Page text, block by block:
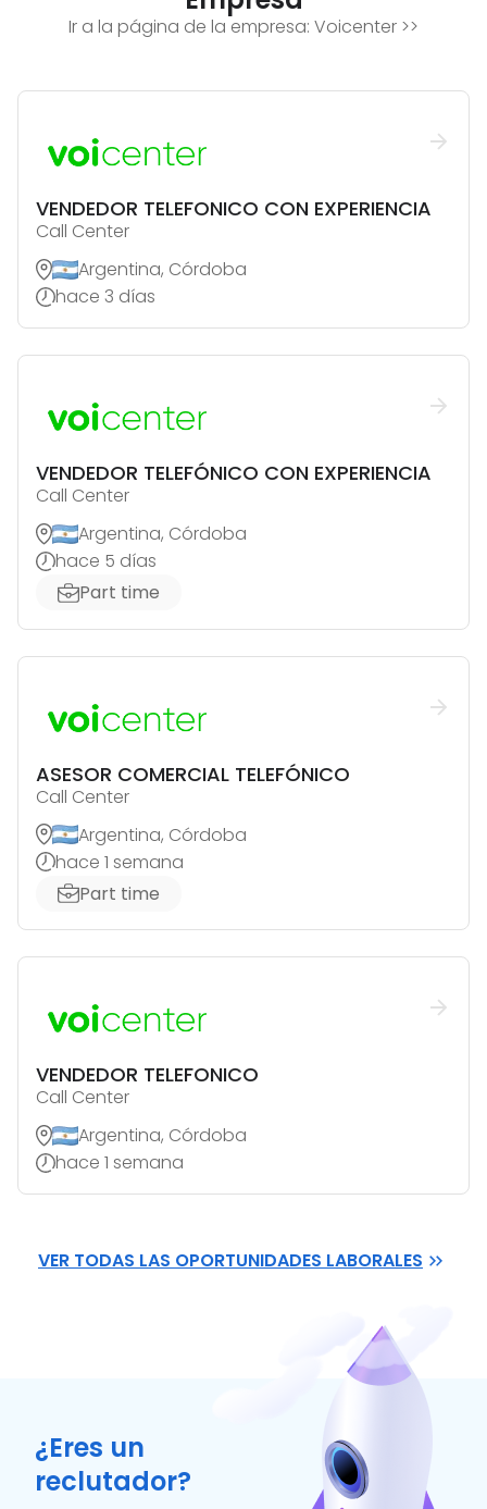
Ir a la página de la empresa: Voicenter >>
VENDEDOR TELEFONICO CON EXPERIENCIA
Call Center
Argentina, Córdoba
hace 3 días
VENDEDOR TELEFÓNICO CON EXPERIENCIA
Call Center
Argentina, Córdoba
hace 5 días
Part time
ASESOR COMERCIAL TELEFÓNICO
Call Center
Argentina, Córdoba
hace 1 semana
Part time
VENDEDOR TELEFONICO
Call Center
Argentina, Córdoba
hace 1 semana
VER TODAS LAS OPORTUNIDADES LABORALES
¿Eres un
reclutador?